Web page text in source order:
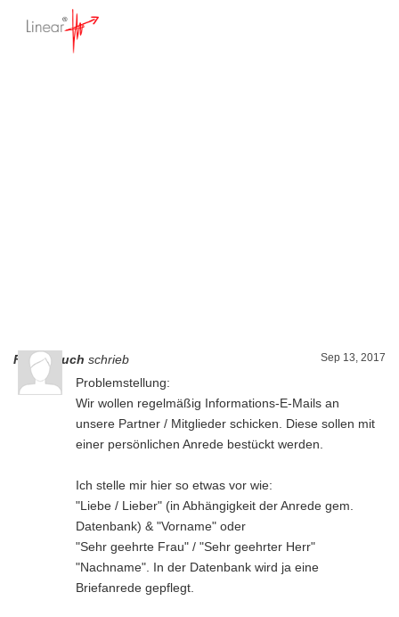
Sep 13, 2017
F. Hambuch schrieb
Problemstellung:
Wir wollen regelmäßig Informations-E-Mails an
unsere Partner / Mitglieder schicken. Diese sollen mit
einer persönlichen Anrede bestückt werden.
Ich stelle mir hier so etwas vor wie:
"Liebe / Lieber" (in Abhängigkeit der Anrede gem.
Datenbank) & "Vorname" oder
"Sehr geehrte Frau" / "Sehr geehrter Herr"
"Nachname". In der Datenbank wird ja eine
Briefanrede gepflegt.